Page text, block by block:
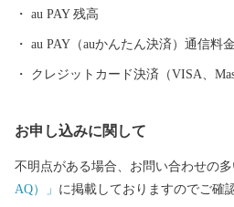
り何年もの歳月をかけ小牧市で作り
ーチンの肉質は弾力に富み、よくし
く」のある旨みがあります。小牧市
au PAY 残高
au PAY（auかんたん決済）通信料
クレジットカード決済（VISA、
お申し込みに関して
不明点がある場合、お問い合わせの
AQ）」 に掲載しておりますのでご確